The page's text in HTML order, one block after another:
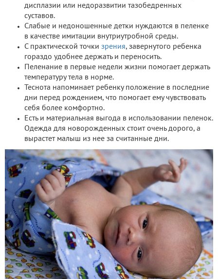
дисплазии или недоразвитии тазобедренных
суставов.
Слабые и недоношенные детки нуждаются в пеленке
в качестве имитации внутриутробной среды.
С практической точки зрения, завернутого ребенка
гораздо удобнее держать и переносить.
Пеленание в первые недели жизни помогает держать
температуру тела в норме.
Теснота напоминает ребенку положение в последние
дни перед рождением, что помогает ему чувствовать
себя более комфортно.
Есть и материальная выгода в использовании пеленок.
Одежда для новорожденных стоит очень дорого, а
вырастет малыш из нее за считанные дни.